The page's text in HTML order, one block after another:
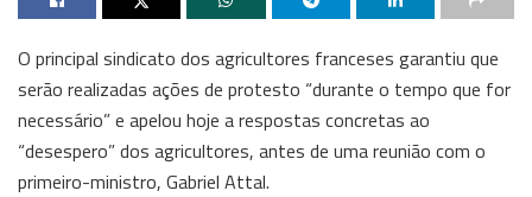
O principal sindicato dos agricultores franceses garantiu que
serão realizadas ações de protesto “durante o tempo que for
necessário” e apelou hoje a respostas concretas ao
“desespero” dos agricultores, antes de uma reunião com o
primeiro-ministro, Gabriel Attal.